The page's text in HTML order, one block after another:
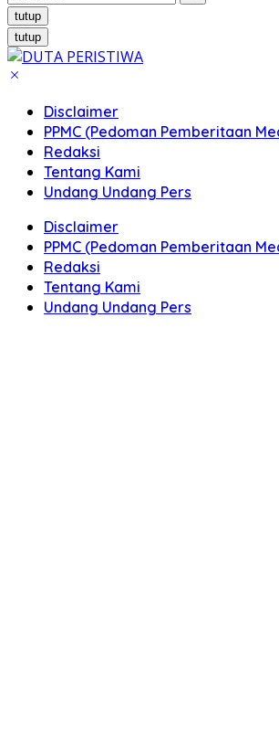
tutup
tutup
Disclaimer
PPMC (Pedoman Pemberitaan
Redaksi
Tentang Kami
Undang Undang Pers
Disclaimer
PPMC (Pedoman Pemberitaan
Redaksi
Tentang Kami
Undang Undang Pers